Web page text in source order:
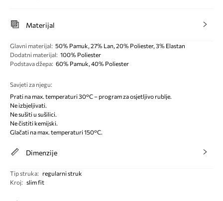
Materijal
Glavni materijal: 50% Pamuk, 27% Lan, 20% Poliester, 3% Elastan
Dodatni materijal: 100% Poliester
Podstava džepa: 60% Pamuk, 40% Poliester
Savjeti za njegu:
Prati na max. temperaturi 30°C – program za osjetljivo rublje.
Ne izbjeljivati.
Ne sušiti u sušilici.
Ne čistiti kemijski.
Glačati na max. temperaturi 150°C.
Dimenzije
Tip struka:
regularni struk
Kroj: slim fit